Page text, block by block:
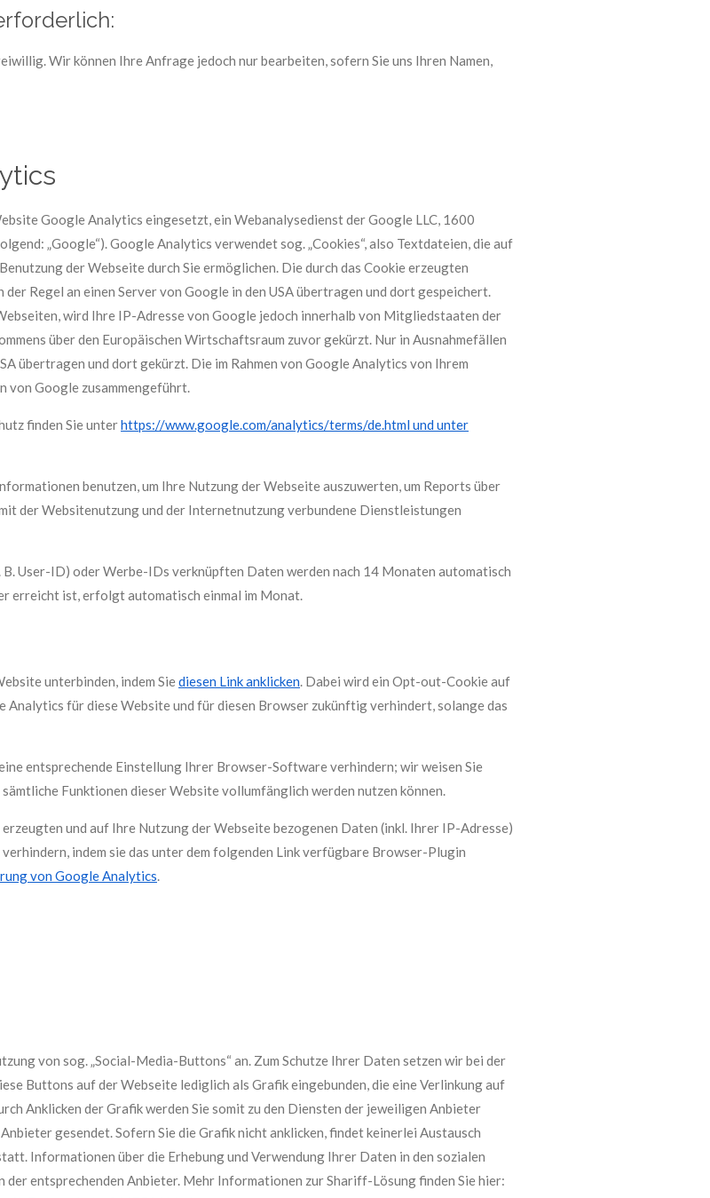
Wir können Ihre Anfrage jedoch nur bearbeiten, sofern Sie uns Ihren Namen,
Google Analytics eingesetzt, ein Webanalysedienst der Google LLC, 1600
„Google“). Google Analytics verwendet sog. „Cookies“, also Textdateien, die auf
der Webseite durch Sie ermöglichen. Die durch das Cookie erzeugten
Regel an einen Server von Google in den USA übertragen und dort gespeichert.
wird Ihre IP-Adresse von Google jedoch innerhalb von Mitgliedstaaten der
über den Europäischen Wirtschaftsraum zuvor gekürzt. Nur in Ausnahmefällen
übertragen und dort gekürzt. Die im Rahmen von Google Analytics von Ihrem
von Google zusammengeführt.
finden Sie unterhttps://www.google.com/analytics/terms/de.html und unter
benutzen, um Ihre Nutzung der Webseite auszuwerten, um Reports über
der Websitenutzung und der Internetnutzung verbundene Dienstleistungen
User-ID) oder Werbe-IDs verknüpften Daten werden nach 14 Monaten automatisch
erreicht ist, erfolgt automatisch einmal im Monat.
unterbinden, indem Siediesen Link anklicken. Dabei wird ein Opt-out-Cookie auf
für diese Website und für diesen Browser zukünftig verhindert, solange das
entsprechende Einstellung Ihrer Browser-Software verhindern; wir weisen Sie
Funktionen dieser Website vollumfänglich werden nutzen können.
und auf Ihre Nutzung der Webseite bezogenen Daten (inkl. Ihrer IP-Adresse)
indem sie das unter dem folgenden Link verfügbare Browser-Plugin
von Google Analytics.
von sog. „Social-Media-Buttons“ an. Zum Schutze Ihrer Daten setzen wir bei der
Buttons auf der Webseite lediglich als Grafik eingebunden, die eine Verlinkung auf
Anklicken der Grafik werden Sie somit zu den Diensten der jeweiligen Anbieter
gesendet. Sofern Sie die Grafik nicht anklicken, findet keinerlei Austausch
Informationen über die Erhebung und Verwendung Ihrer Daten in den sozialen
entsprechenden Anbieter. Mehr Informationen zur Shariff-Lösung finden Sie hier: